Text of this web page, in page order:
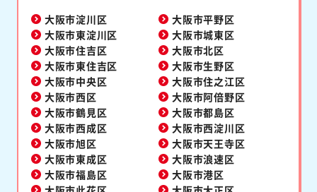
大阪市淀川区
大阪市平野区
大阪市東淀川区
大阪市城東区
大阪市住吉区
大阪市北区
大阪市東住吉区
大阪市生野区
大阪市中央区
大阪市住之江区
大阪市西区
大阪市阿倍野区
大阪市鶴見区
大阪市都島区
大阪市西成区
大阪市西淀川区
大阪市旭区
大阪市天王寺区
大阪市東成区
大阪市浪速区
大阪市福島区
大阪市港区